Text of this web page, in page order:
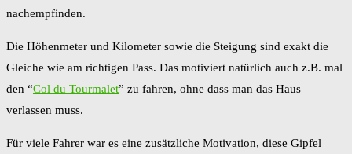
nachempfinden.
Die Höhenmeter und Kilometer sowie die Steigung sind exakt die
Gleiche wie am richtigen Pass. Das motiviert natürlich auch z.B. mal
den “Col du Tourmalet” zu fahren, ohne dass man das Haus
verlassen muss.
Für viele Fahrer war es eine zusätzliche Motivation, diese Gipfel